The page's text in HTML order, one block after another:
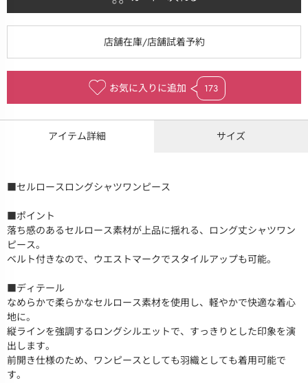
お気に入りに追加 173
アイテム詳細 サイズ
■セルロースロングシャツワンピース
■ポイント
落ち感のあるセルロース素材が上品に揺れる、ロング丈シャツワン
ピース。
ベルト付きなので、ウエストマークでスタイルアップも可能。
■ディテール
なめらかで柔らかなセルロース素材を使用し、軽やかで快適な着心
地に。
縦ラインを強調するロングシルエットで、すっきりとした印象を演
出します。
前開き仕様のため、ワンピースとしても羽織としても着用可能で
す。